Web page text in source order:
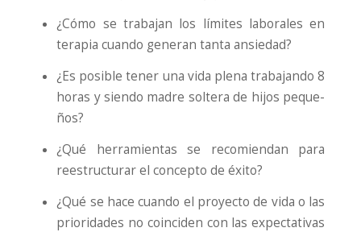
¿Cómo se tra­ba­jan los lími­tes labo­ra­les en
tera­pia cuan­do gene­ran tan­ta ansie­dad?
¿Es posi­ble tener una vida ple­na tra­ba­jan­do 8
horas y sien­do madre sol­te­ra de hijos peque­
ños?
¿Qué herra­mien­tas se reco­mien­dan para
rees­truc­tu­rar el con­cep­to de éxi­to?
¿Qué se hace cuan­do el pro­yec­to de vida o las
prio­ri­da­des no coin­ci­den con las expec­ta­ti­vas